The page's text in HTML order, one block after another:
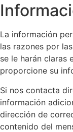
La información
las razones por
se le harán claras
proporcione su
Si nos contacta
información
dirección de
contenido del